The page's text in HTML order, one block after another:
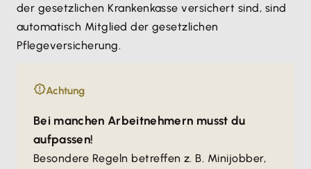
der gesetzlichen Krankenkasse versichert sind, sind
automatisch Mitglied der gesetzlichen
Pflegeversicherung.
Achtung
Bei manchen Arbeitnehmern musst du
aufpassen!
Besondere Regeln betreffen z. B. Minijobber,